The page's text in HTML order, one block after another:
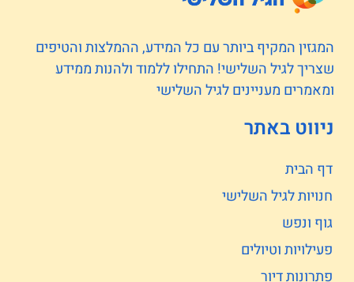
המגזין המקיף ביותר עם כל המידע, ההמלצות והטיפים
שצריך לגיל השלישי! התחילו ללמוד ולהנות ממידע
ומאמרים מעניינים לגיל השלישי
ניווט באתר
דף הבית
חנויות לגיל השלישי
גוף ונפש
פעילויות וטיולים
פתרונות דיור